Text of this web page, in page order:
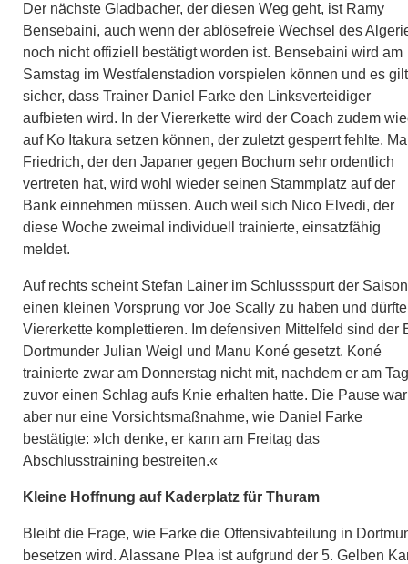
Der nächste Gladbacher, der diesen Weg geht, ist Ramy
Bensebaini, auch wenn der ablösefreie Wechsel des
noch nicht offiziell bestätigt worden ist. Bensebaini wird am
Samstag im Westfalenstadion vorspielen können und es
sicher, dass Trainer Daniel Farke den Linksverteidiger
aufbieten wird. In der Viererkette wird der Coach zudem
auf Ko Itakura setzen können, der zuletzt gesperrt fehlte.
Friedrich, der den Japaner gegen Bochum sehr ordentlich
vertreten hat, wird wohl wieder seinen Stammplatz auf der
Bank einnehmen müssen. Auch weil sich Nico Elvedi, der
diese Woche zweimal individuell trainierte, einsatzfähig
meldet.
Auf rechts scheint Stefan Lainer im Schlussspurt der Saison
einen kleinen Vorsprung vor Joe Scally zu haben und
Viererkette komplettieren. Im defensiven Mittelfeld sind der
Dortmunder Julian Weigl und Manu Koné gesetzt. Koné
trainierte zwar am Donnerstag nicht mit, nachdem er am Tag
zuvor einen Schlag aufs Knie erhalten hatte. Die Pause war
aber nur eine Vorsichtsmaßnahme, wie Daniel Farke
bestätigte: »Ich denke, er kann am Freitag das
Abschlusstraining bestreiten.«
Kleine Hoffnung auf Kaderplatz für Thuram
Bleibt die Frage, wie Farke die Offensivabteilung in
besetzen wird. Alassane Plea ist aufgrund der 5. Gelben